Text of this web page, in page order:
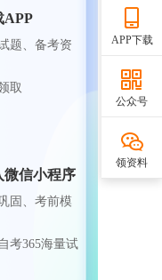
APP
题、备考资
取
微信小程序
固、考前模
考365海量试
APP下载
公众号
领资料